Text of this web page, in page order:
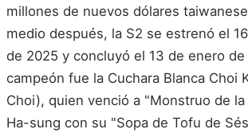
millones de nuevos dólares
medio después, la S2 se estrenó el
de 2025 y concluyó el 13 de enero
campeón fue la Cuchara Blanca Choi
Choi), quien venció a "Monstruo de la
Ha-sung con su "Sopa de Tofu de